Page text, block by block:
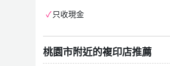
只收現金
桃園市附近的複印店推薦